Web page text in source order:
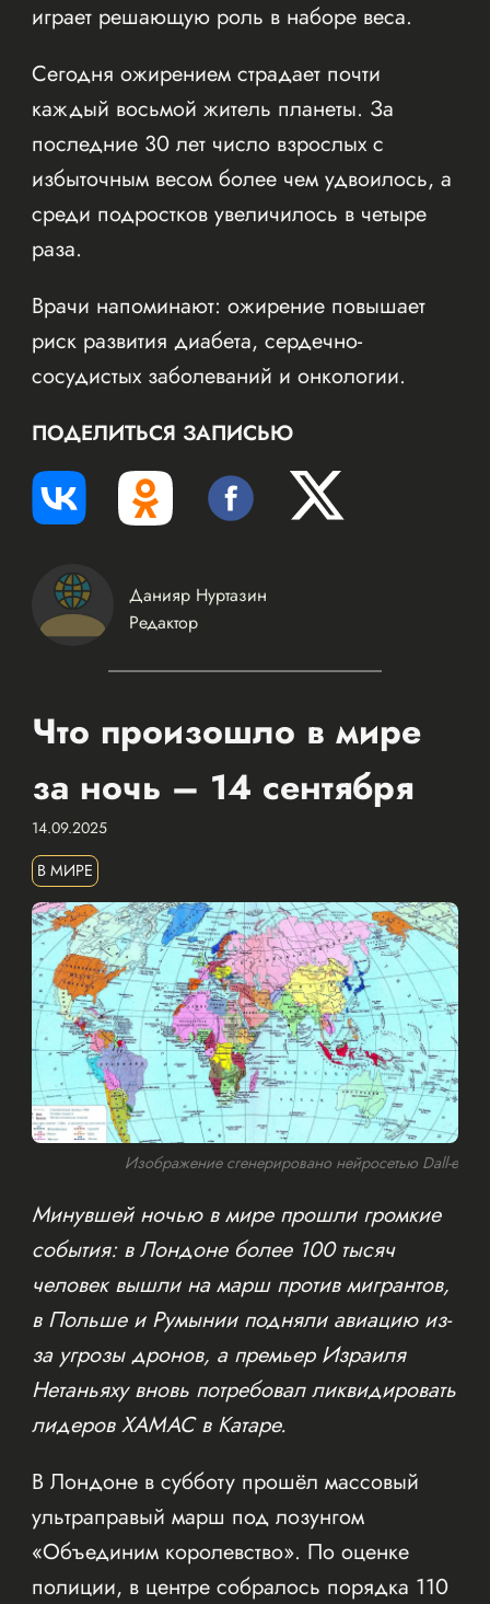
играет решающую роль в наборе веса.
Сегодня ожирением страдает почти
каждый восьмой житель планеты. За
последние 30 лет число взрослых с
избыточным весом более чем удвоилось, а
среди подростков увеличилось в четыре
раза.
Врачи напоминают: ожирение повышает
риск развития диабета, сердечно-
сосудистых заболеваний и онкологии.
ПОДЕЛИТЬСЯ ЗАПИСЬЮ
Данияр Нуртазин
Редактор
Что произошло в мире
за ночь – 14 сентября
14.09.2025
В МИРЕ
Изображение сгенерировано нейросетью Dall-e
Минувшей ночью в мире прошли громкие
события: в Лондоне более 100 тысяч
человек вышли на марш против мигрантов,
в Польше и Румынии подняли авиацию из-
за угрозы дронов, а премьер Израиля
Нетаньяху вновь потребовал ликвидировать
лидеров ХАМАС в Катаре.
В Лондоне в субботу прошёл массовый
ультраправый марш под лозунгом
«Объединим королевство». По оценке
полиции, в центре собралось порядка 110